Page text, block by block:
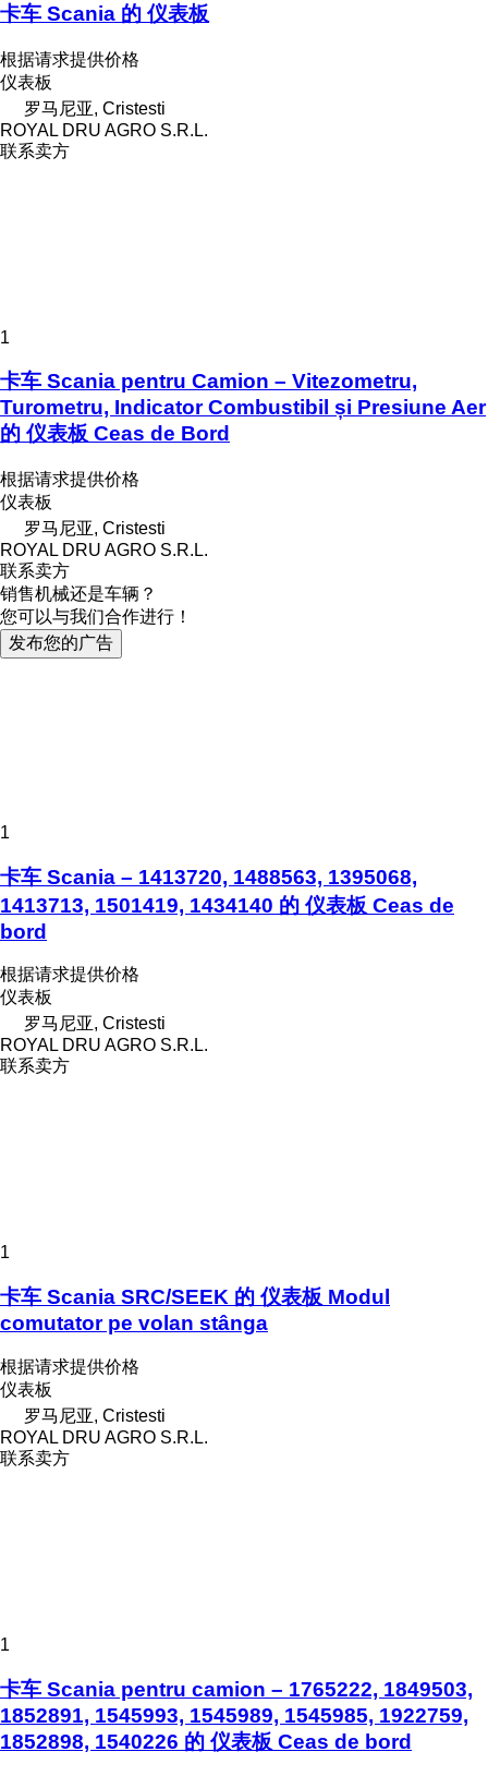
卡车 Scania 的 仪表板
根据请求提供价格
仪表板
罗马尼亚, Cristesti
ROYAL DRU AGRO S.R.L.
联系卖方
1
卡车 Scania pentru Camion – Vitezometru,
Turometru, Indicator Combustibil și Presiune Aer
的 仪表板 Ceas de Bord
根据请求提供价格
仪表板
罗马尼亚, Cristesti
ROYAL DRU AGRO S.R.L.
联系卖方
销售机械还是车辆？
您可以与我们合作进行！
发布您的广告
1
卡车 Scania – 1413720, 1488563, 1395068,
1413713, 1501419, 1434140 的 仪表板 Ceas de
bord
根据请求提供价格
仪表板
罗马尼亚, Cristesti
ROYAL DRU AGRO S.R.L.
联系卖方
1
卡车 Scania SRC/SEEK 的 仪表板 Modul
comutator pe volan stânga
根据请求提供价格
仪表板
罗马尼亚, Cristesti
ROYAL DRU AGRO S.R.L.
联系卖方
1
卡车 Scania pentru camion – 1765222, 1849503,
1852891, 1545993, 1545989, 1545985, 1922759,
1852898, 1540226 的 仪表板 Ceas de bord